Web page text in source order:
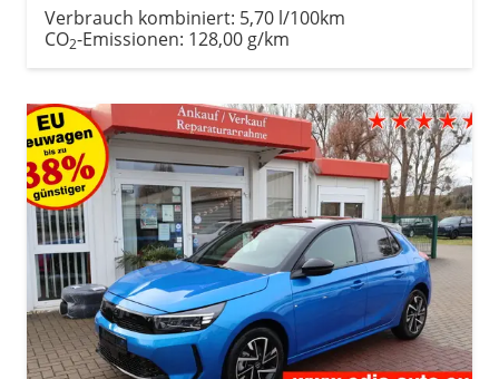
Verbrauch kombiniert: 5,70 l/100km
CO2-Emissionen: 128,00 g/km